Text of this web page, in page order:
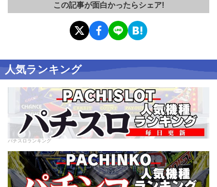
この記事が面白かったらシェア!
人気ランキング
パチスロランキング